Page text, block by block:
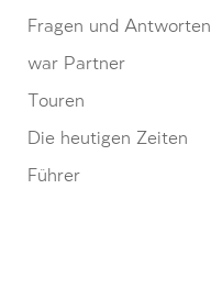
Fragen und Antworten
war Partner
Touren
Die heutigen Zeiten
Führer